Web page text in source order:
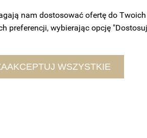
Polityka prywatności.
nam dostosować ofertę do
preferencji, wybierając opcję
WSZYSTKIE